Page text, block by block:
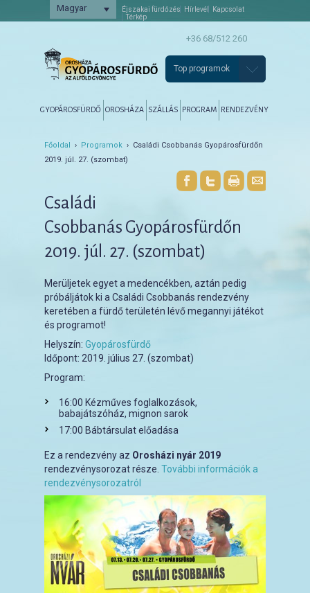
Magyar Éjszakai fürdőzés Hírlevél
Kapcsolat
Térkép
+36 68/512 260
Top programok
Tovább az elsődleges tartalomra
Tovább a másodlagos tartalomra
GYOPÁROSFÜRDŐ OROSHÁZA SZÁLLÁS PROGRAM RENDEZVÉNY
Főoldal › Programok › Családi Csobbanás Gyopárosfürdőn
2019. júl. 27. (szombat)
Családi
Csobbanás Gyopárosfürdőn
2019. júl. 27. (szombat)
Merüljetek egyet a medencékben, aztán pedig
próbáljátok ki a Családi Csobbanás rendezvény
keretében a fürdő területén lévő megannyi játékot
és programot!
Helyszín: Gyopárosfürdő
Időpont: 2019. július 27. (szombat)
Program:
16:00 Kézműves foglalkozások,
babajátszóház, mignon sarok
17:00 Bábtársulat előadása
Ez a rendezvény az Orosházi nyár 2019
rendezvénysorozat része. További információk a
rendezvénysorozatról